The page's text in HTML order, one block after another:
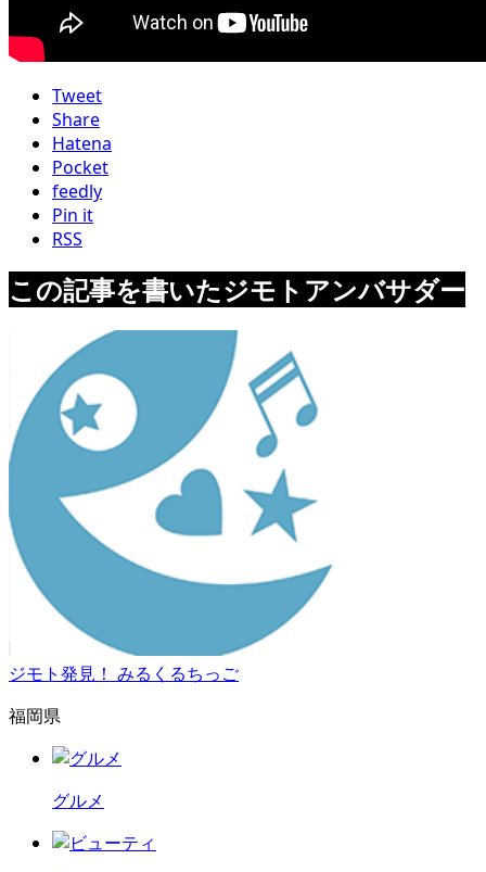
Tweet
Share
Hatena
Pocket
feedly
Pin it
RSS
この記事を書いたジモトアンバサダー
ジモト発見！ みるくるちっご
福岡県
グルメ